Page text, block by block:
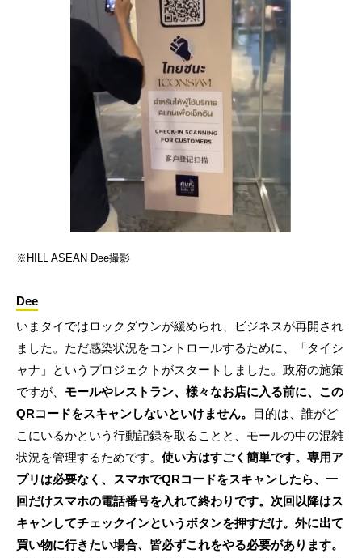
※HILL ASEAN Dee撮影
Dee
いまタイではロックダウンが緩められ、ビジネスが再開され
ました。ただ感染状況をコントロールするために、「タイシ
ャナ」というプロジェクトがスタートしました。政府の施策
ですが、 モールやレストラン、様々なお店に入る前に、この
QRコードをスキャンしないといけません。
目的は、誰がど
こにいるかという行動記録を取ることと、モールの中の混雑
状況を管理するためです。 使い方はすごく簡単です。専用ア
プリは必要なく、スマホでQRコードをスキャンしたら、一
回だけスマホの電話番号を入れて終わりです。次回以降はス
キャンしてチェックインというボタンを押すだけ。外に出て
買い物に行きたい場合、皆必ずこれをやる必要があります。